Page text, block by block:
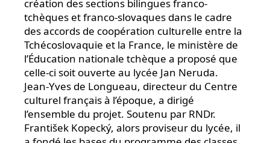
création des sections bilingues franco-
tchèques et franco-slovaques dans le cadre
des accords de coopération culturelle entre la
Tchécoslovaquie et la France, le ministère de
l’Éducation nationale tchèque a proposé que
celle-ci soit ouverte au lycée Jan Neruda.
Jean-Yves de Longueau, directeur du Centre
culturel français à l’époque, a dirigé
l’ensemble du projet. Soutenu par RNDr.
František Kopecký, alors proviseur du lycée, il